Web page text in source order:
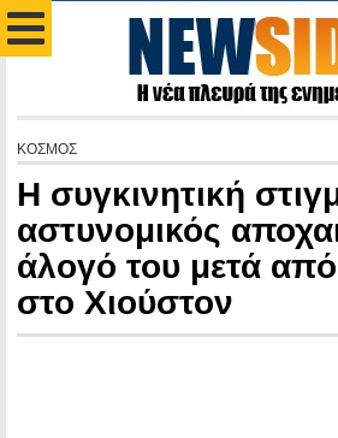
ΚΟΣΜΟΣ
Η συγκινητική
αστυνομικός
άλογό του μετά από
στο Χιούστον